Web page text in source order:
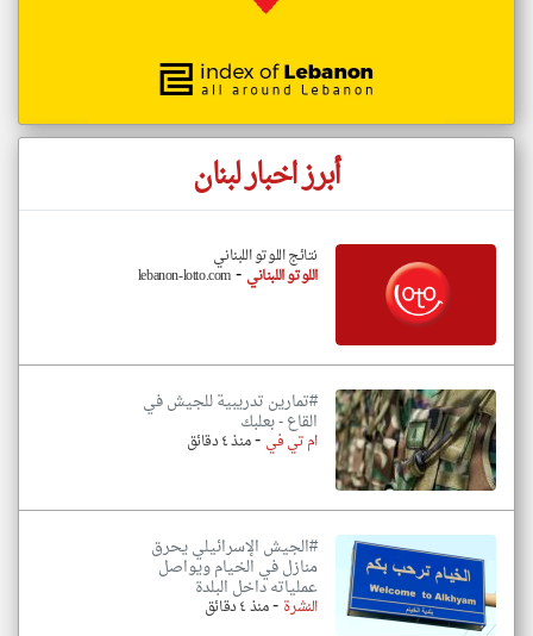
أبرز اخبار لبنان
نتائج اللوتو اللبناني
اللوتو اللبناني -
lebanon-lotto.com
#تمارين تدريبية للجيش في
القاع - بعلبك
ام تي في -منذ ٤ دقائق
#الجيش الإسرائيلي يحرق
منازل في الخيام ويواصل
عملياته داخل البلدة
النشرة -منذ ٤ دقائق